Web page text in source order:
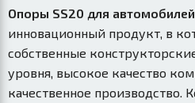
Опоры SS20 для
инновационный продукт, в
собственные
уровня, высокое качество
качественное производство.